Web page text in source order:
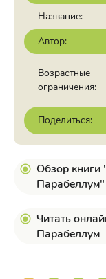
Название:
Автор:
Возрастные
ограничения:
Поделиться:
Обзор
Парабеллум"
Читать
Парабеллум